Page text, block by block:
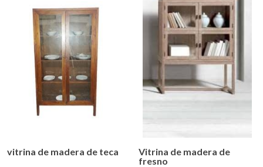
vitrina de madera de teca
Vitrina de madera de
fresno